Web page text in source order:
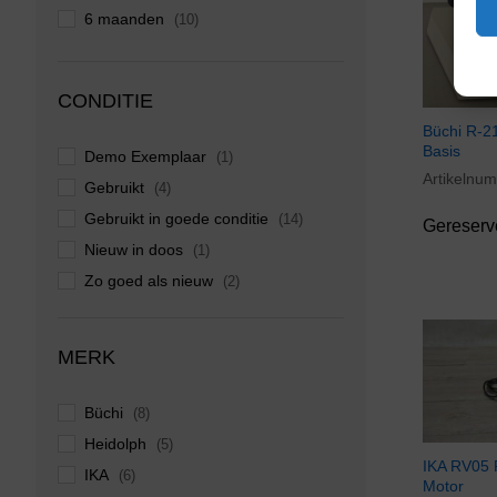
Büchi R-
Basis
IKA RV05
Motor
6 maanden (10)
CONDITIE
Demo Exemplaar (1)
Gebruikt (4)
Gebruikt in goede conditie (14)
Nieuw in doos (1)
Zo goed als nieuw (2)
MERK
Büchi (8)
Heidolph (5)
IKA (6)